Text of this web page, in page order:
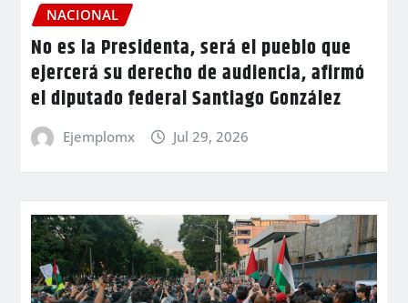
NACIONAL
No es la Presidenta, será el pueblo que
ejercerá su derecho de audiencia, afirmó
el diputado federal Santiago González
Ejemplomx Jul 29, 2026